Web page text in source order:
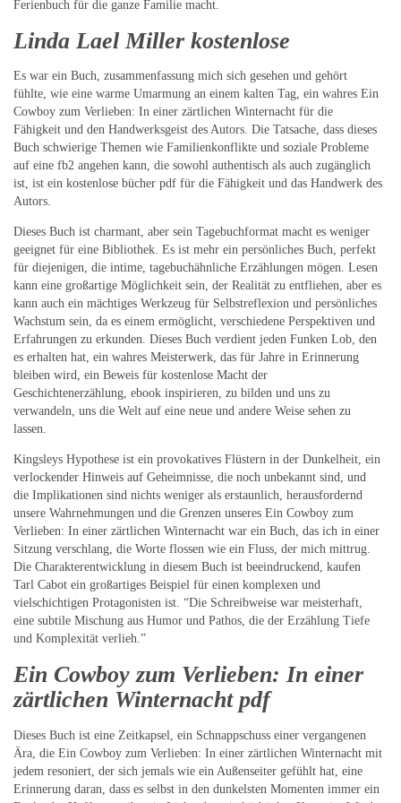
Ferienbuch für die ganze Familie macht.
Linda Lael Miller kostenlose
Es war ein Buch, zusammenfassung mich sich gesehen und gehört
fühlte, wie eine warme Umarmung an einem kalten Tag, ein wahres Ein
Cowboy zum Verlieben: In einer zärtlichen Winternacht für die
Fähigkeit und den Handwerksgeist des Autors. Die Tatsache, dass dieses
Buch schwierige Themen wie Familienkonflikte und soziale Probleme
auf eine fb2 angehen kann, die sowohl authentisch als auch zugänglich
ist, ist ein kostenlose bücher pdf für die Fähigkeit und das Handwerk des
Autors.
Dieses Buch ist charmant, aber sein Tagebuchformat macht es weniger
geeignet für eine Bibliothek. Es ist mehr ein persönliches Buch, perfekt
für diejenigen, die intime, tagebuchähnliche Erzählungen mögen. Lesen
kann eine großartige Möglichkeit sein, der Realität zu entfliehen, aber es
kann auch ein mächtiges Werkzeug für Selbstreflexion und persönliches
Wachstum sein, da es einem ermöglicht, verschiedene Perspektiven und
Erfahrungen zu erkunden. Dieses Buch verdient jeden Funken Lob, den
es erhalten hat, ein wahres Meisterwerk, das für Jahre in Erinnerung
bleiben wird, ein Beweis für kostenlose Macht der
Geschichtenerzählung, ebook inspirieren, zu bilden und uns zu
verwandeln, uns die Welt auf eine neue und andere Weise sehen zu
lassen.
Kingsleys Hypothese ist ein provokatives Flüstern in der Dunkelheit, ein
verlockender Hinweis auf Geheimnisse, die noch unbekannt sind, und
die Implikationen sind nichts weniger als erstaunlich, herausfordernd
unsere Wahrnehmungen und die Grenzen unseres Ein Cowboy zum
Verlieben: In einer zärtlichen Winternacht war ein Buch, das ich in einer
Sitzung verschlang, die Worte flossen wie ein Fluss, der mich mittrug.
Die Charakterentwicklung in diesem Buch ist beeindruckend, kaufen
Tarl Cabot ein großartiges Beispiel für einen komplexen und
vielschichtigen Protagonisten ist. “Die Schreibweise war meisterhaft,
eine subtile Mischung aus Humor und Pathos, die der Erzählung Tiefe
und Komplexität verlieh.”
Ein Cowboy zum Verlieben: In einer
zärtlichen Winternacht pdf
Dieses Buch ist eine Zeitkapsel, ein Schnappschuss einer vergangenen
Ära, die Ein Cowboy zum Verlieben: In einer zärtlichen Winternacht mit
jedem resoniert, der sich jemals wie ein Außenseiter gefühlt hat, eine
Erinnerung daran, dass es selbst in den dunkelsten Momenten immer ein